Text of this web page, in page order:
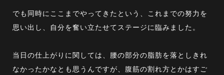
でも同時にここまでやってきたという、これまでの努力を
思い出し、自分を奮い立たせてステージに臨みました。
当日の仕上がりに関しては、腰の部分の脂肪を落としきれ
なかったかなとも思うんですが、腹筋の割れ方とかはすご